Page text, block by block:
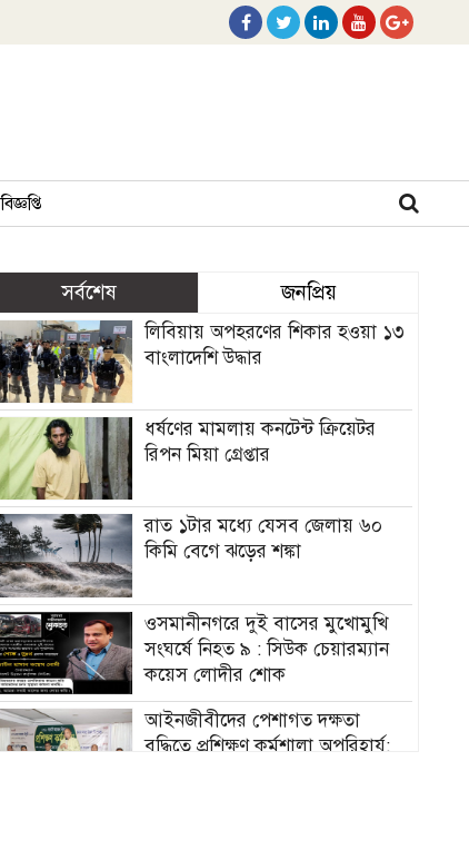
বিজ্ঞপ্তি
সর্বশেষ জনপ্রিয়
লিবিয়ায় অপহরণের শিকার হওয়া ১৩
বাংলাদেশি উদ্ধার
ধর্ষণের মামলায় কনটেন্ট ক্রিয়েটর
রিপন মিয়া গ্রেপ্তার
রাত ১টার মধ্যে যেসব জেলায় ৬০
কিমি বেগে ঝড়ের শঙ্কা
ওসমানীনগরে দুই বাসের মুখোমুখি
সংঘর্ষে নিহত ৯ : সিউক চেয়ারম্যান
কয়েস লোদীর শোক
‎আইনজীবীদের পেশাগত দক্ষতা
বৃদ্ধিতে প্রশিক্ষণ কর্মশালা অপরিহার্য: